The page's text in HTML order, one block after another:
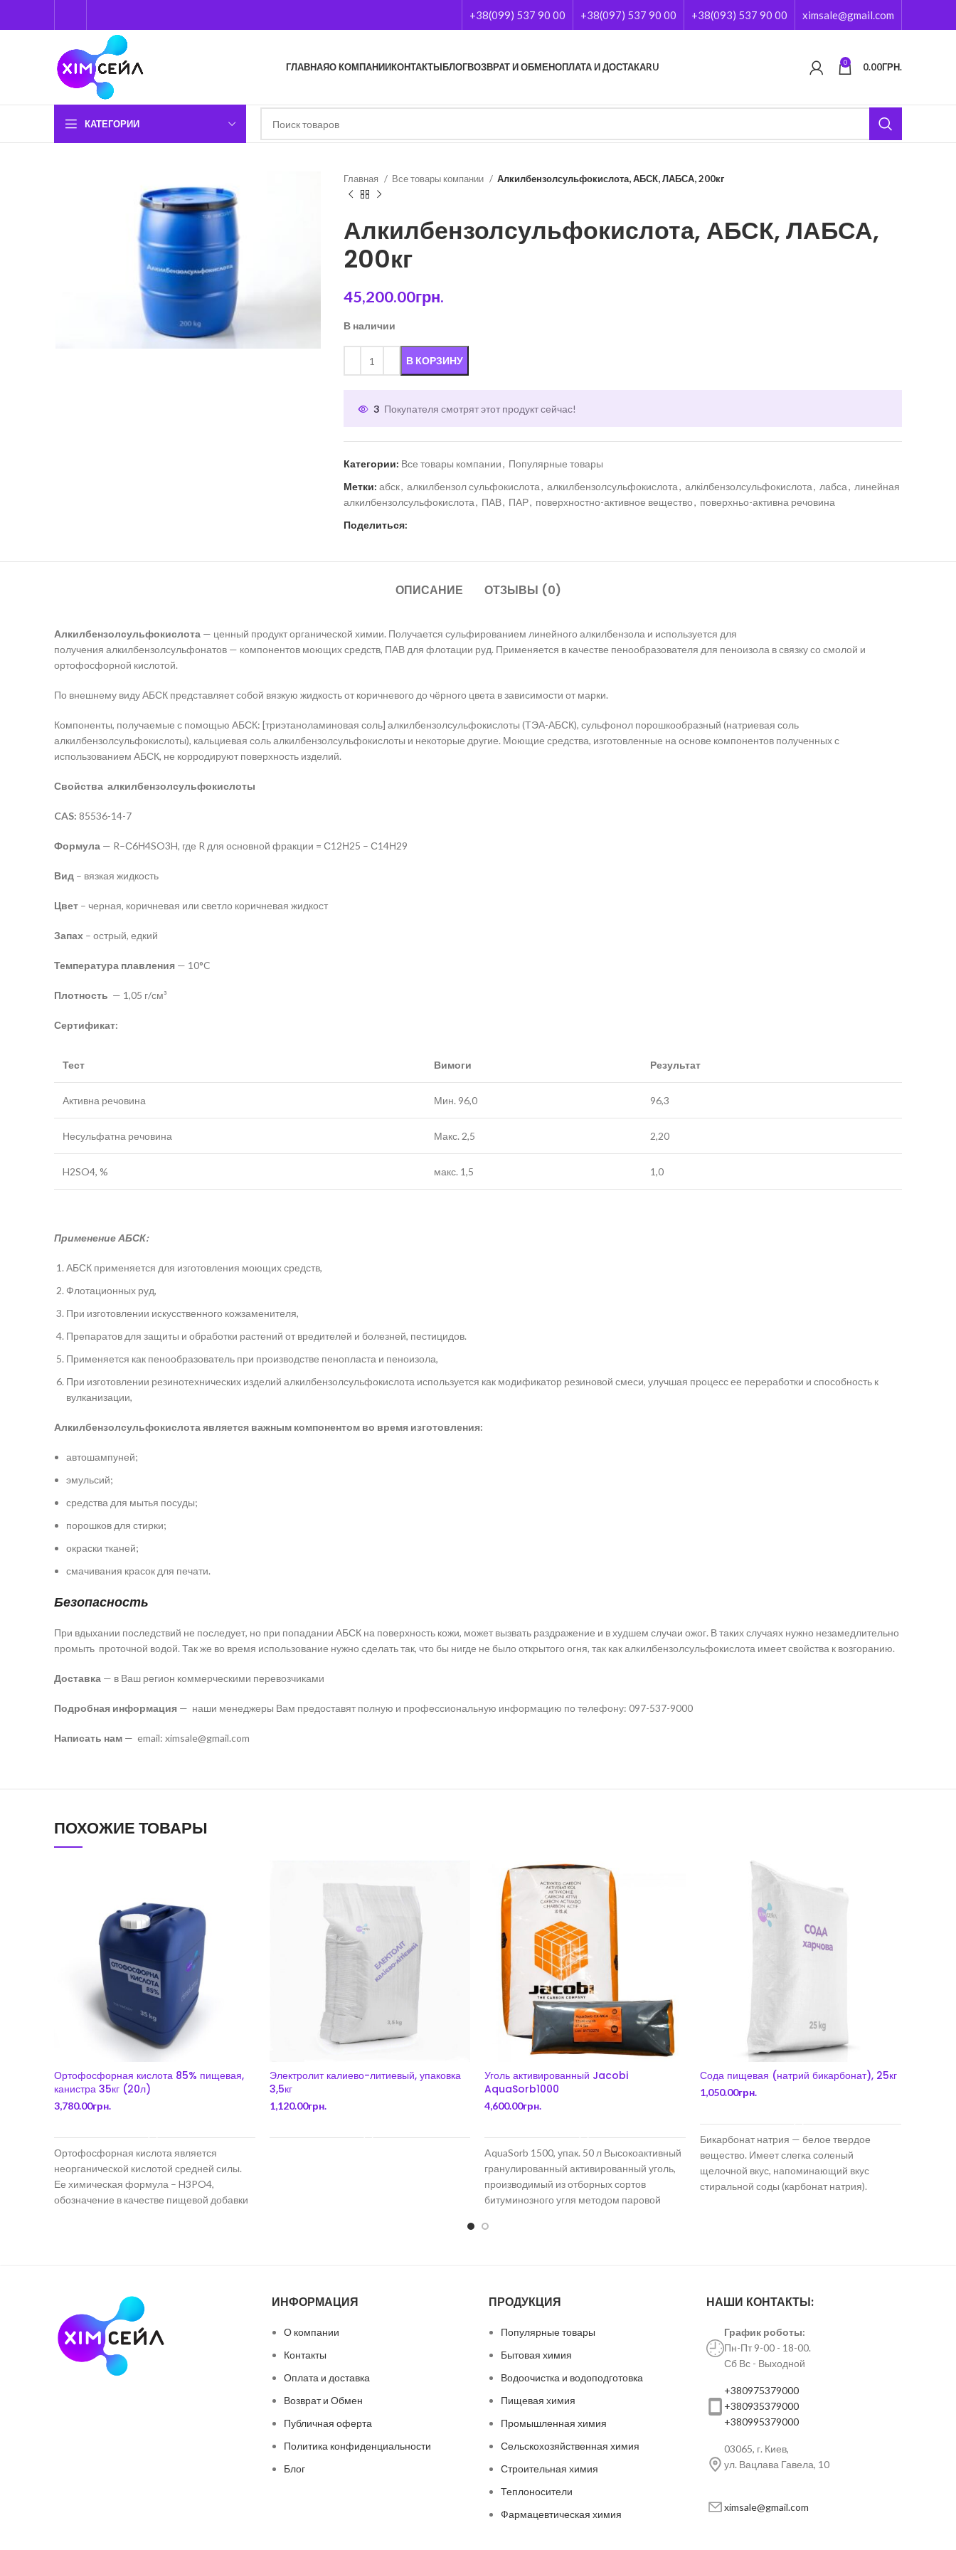
+38(099) 537 90 00 +38(097) 537 90 00 +38(093) 537 90 00 ximsale@gmail.com
ГЛАВНАЯО КОМПАНИИКОНТАКТЫБЛОГВОЗВРАТ И ОБМЕНОПЛАТА И ДОСТАКАRU 0 0.00ГРН.
КАТЕГОРИИ
Главная Все товары компании Алкилбензолсульфокислота, АБСК, ЛАБСА, 200кг
Алкилбензолсульфокислота, АБСК, ЛАБСА,
200кг
45,200.00грн.
В наличии
В КОРЗИНУ
3 Покупателя смотрят этот продукт сейчас!
Категории: Все товары компании, Популярные товары
Метки: абск, алкилбензол сульфокислота, алкилбензолсульфокислота, алкілбензолсульфокислота, лабса, линейная
алкилбензолсульфокислота, ПАВ, ПАР, поверхностно-активное вещество, поверхньо-активна речовина
Поделиться:
ОПИСАНИЕ ОТЗЫВЫ (0)
Алкилбензолсульфокислота — ценный продукт органической химии. Получается сульфированием линейного алкилбензола и используется для
получения алкилбензолсульфонатов — компонентов моющих средств, ПАВ для флотации руд. Применяется в качестве пенообразователя для пеноизола в связку со смолой и
ортофосфорной кислотой.
По внешнему виду АБСК представляет собой вязкую жидкость от коричневого до чёрного цвета в зависимости от марки.
Компоненты, получаемые с помощью АБСК: [триэтаноламиновая соль] алкилбензолсульфокислоты (ТЭА-АБСК), сульфонол порошкообразный (натриевая соль
алкилбензолсульфокислоты), кальциевая соль алкилбензолсульфокислоты и некоторые другие. Моющие средства, изготовленные на основе компонентов полученных с
использованием АБСК, не корродируют поверхность изделий.
Свойства алкилбензолсульфокислоты
CAS: 85536-14-7
Формула — R–С6Н4SO3H, где R для основной фракции = С12Н25 – С14Н29
Вид – вязкая жидкость
Цвет – черная, коричневая или светло коричневая жидкост
Запах – острый, едкий
Температура плавления — 10°C
Плотность — 1,05 г/см³
Сертификат:
Тест Вимоги Результат
Активна речовина Мин. 96,0 96,3
Несульфатна речовина Макс. 2,5 2,20
H2SO4, % макс. 1,5 1,0
Применение АБСК:
АБСК применяется для изготовления моющих средств,
Флотационных руд,
При изготовлении искусственного кожзаменителя,
Препаратов для защиты и обработки растений от вредителей и болезней, пестицидов.
Применяется как пенообразователь при производстве пенопласта и пеноизола,
При изготовлении резинотехнических изделий алкилбензолсульфокислота используется как модификатор резиновой смеси, улучшая процесс ее переработки и способность к
вулканизации,
Алкилбензолсульфокислота является важным компонентом во время изготовления:
автошампуней;
эмульсий;
средства для мытья посуды;
порошков для стирки;
окраски тканей;
смачивания красок для печати.
Безопасность
При вдыхании последствий не последует, но при попадании АБСК на поверхность кожи, может вызвать раздражение и в худшем случаи ожог. В таких случаях нужно незамедлительно
промыть проточной водой. Так же во время использование нужно сделать так, что бы нигде не было открытого огня, так как алкилбензолсульфокислота имеет свойства к возгоранию.
Доставка — в Ваш регион коммерческими перевозчиками
Подробная информация — наши менеджеры Вам предоставят полную и профессиональную информацию по телефону: 097-537-9000
Написать нам — email: ximsale@gmail.com
ПОХОЖИЕ ТОВАРЫ
Ортофосфорная кислота 85% пищевая,
канистра 35кг (20л)
3,780.00грн.
Ортофосфорная кислота является
неорганической кислотой средней силы.
Ее химическая формула – H3PO4,
обозначение в качестве пищевой добавки
Электролит калиево-литиевый, упаковка
3,5кг
1,120.00грн.
Уголь активированный Jacobi
AquaSorb1000
4,600.00грн.
AquaSorb 1500, упак. 50 л Высокоактивный
гранулированный активированный уголь,
производимый из отборных сортов
битуминозного угля методом паровой
Сода пищевая (натрий бикарбонат), 25кг
1,050.00грн.
Бикарбонат натрия — белое твердое
вещество. Имеет слегка соленый
щелочной вкус, напоминающий вкус
стиральной соды (карбонат натрия).
ИНФОРМАЦИЯ
О компании
Контакты
Оплата и доставка
Возврат и Обмен
Публичная оферта
Политика конфиденциальности
Блог
ПРОДУКЦИЯ
Популярные товары
Бытовая химия
Водоочистка и водоподготовка
Пищевая химия
Промышленная химия
Сельскохозяйственная химия
Строительная химия
Теплоносители
Фармацевтическая химия
НАШИ КОНТАКТЫ:
График роботы:
Пн-Пт 9-00 - 18-00.
Сб Вс - Выходной
+380975379000
+380935379000
+380995379000
03065, г. Киев,
ул. Вацлава Гавела, 10
ximsale@gmail.com